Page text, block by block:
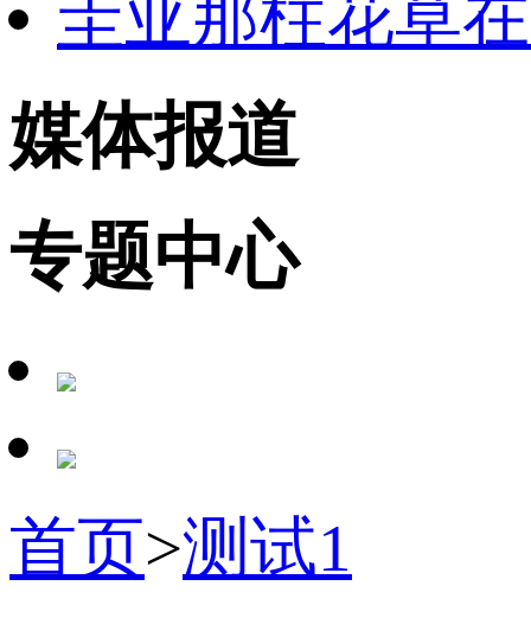
圭亚那柱花草
媒体报道
专题中心
首页>测试1